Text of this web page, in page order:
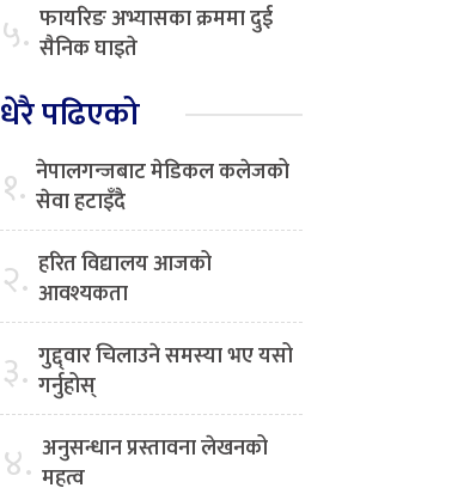
५. फायरिङ अभ्यासका क्रममा दुई
सैनिक घाइते
धेरै पढिएको
१. नेपालगन्जबाट मेडिकल कलेजको
सेवा हटाइँदै
२. हरित विद्यालय आजको
आवश्यकता
३. गुद्द्वार चिलाउने समस्या भए यसो
गर्नुहोस्
४. अनुसन्धान प्रस्तावना लेखनको
महत्व